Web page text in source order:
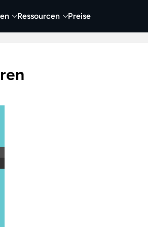
Ressourcen Preise
Video Visueller Content